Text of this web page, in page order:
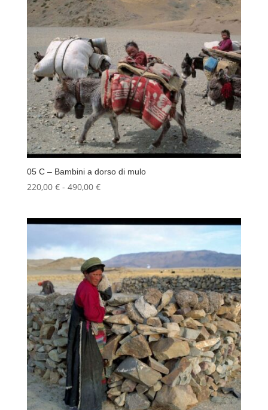
05 C – Bambini a dorso di mulo
220,00 € - 490,00 €Fascia
da
490,00 €